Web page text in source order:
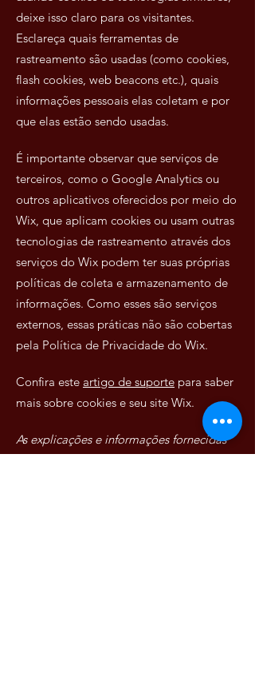
deixe isso claro para os visitantes.
Esclareça quais ferramentas de
rastreamento são usadas (como cookies,
flash cookies, web beacons etc.), quais
informações pessoais elas coletam e por
que elas estão sendo usadas.
É importante observar que serviços de
terceiros, como o Google Analytics ou
outros aplicativos oferecidos por meio do
Wix, que aplicam cookies ou usam outras
tecnologias de rastreamento através dos
serviços do Wix podem ter suas próprias
políticas de coleta e armazenamento de
informações. Como esses são serviços
externos, essas práticas não são cobertas
pela Política de Privacidade do Wix.
Confira este artigo de suporte para saber
mais sobre cookies e seu site Wix.
As explicações e informações fornecidas